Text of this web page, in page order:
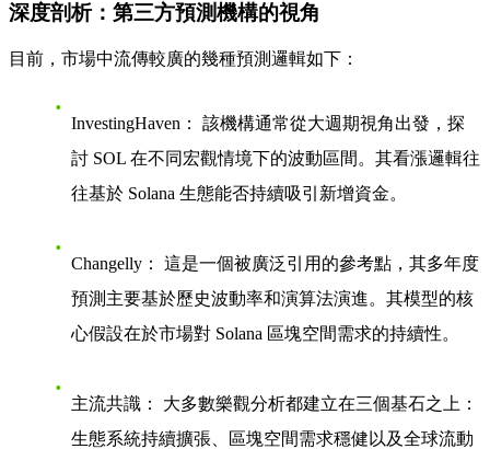
深度剖析：第三方預測機構的視角
目前，市場中流傳較廣的幾種預測邏輯如下：
InvestingHaven：
該機構通常從大週期視角出發，探
討 SOL 在不同 宏觀情境下的波動區間。其看漲邏輯往
往基於 Solana 生態能否持續吸引新增資金。
Changelly：
這是一個被廣泛引用的參考點，其多年度
預測主要基於歷史波動率和演算法演進。其模型的核
心假設在於市場對 Solana 區塊空間需求的持續性。
主流共識：
大多數樂觀分析都建立在三個基石之上：
生態系統持續擴張
區塊空間需求穩健 以及全球流動